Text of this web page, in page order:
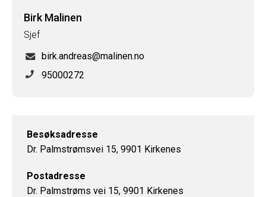
Birk Malinen
Sjef
birk.andreas@malinen.no
95000272
Besøksadresse
Dr. Palmstrømsvei 15, 9901 Kirkenes
Postadresse
Dr. Palmstrøms vei 15, 9901 Kirkenes